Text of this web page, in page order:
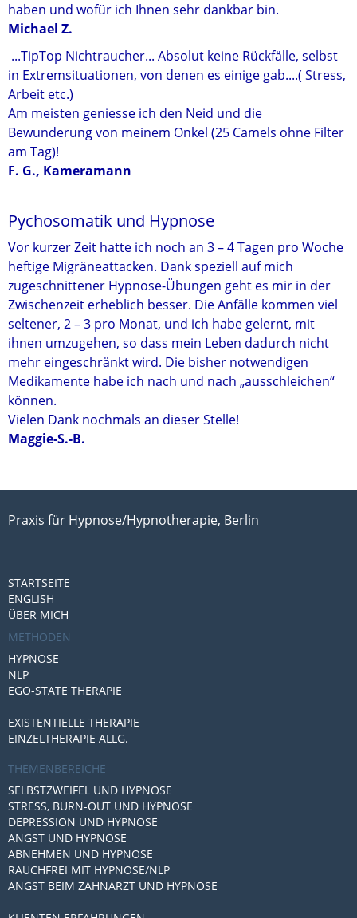
haben und wofür ich Ihnen sehr dankbar bin.
Michael Z.
...TipTop Nichtraucher... Absolut keine Rückfälle, selbst
in Extremsituationen, von denen es einige gab....( Stress,
Arbeit etc.)
Am meisten geniesse ich den Neid und die
Bewunderung von meinem Onkel (25 Camels ohne Filter
am Tag)!
F. G., Kameramann
Pychosomatik und Hypnose
Vor kurzer Zeit hatte ich noch an 3 – 4 Tagen pro Woche
heftige Migräneattacken. Dank speziell auf mich
zugeschnittener Hypnose-Übungen geht es mir in der
Zwischenzeit erheblich besser. Die Anfälle kommen viel
seltener, 2 – 3 pro Monat, und ich habe gelernt, mit
ihnen umzugehen, so dass mein Leben dadurch nicht
mehr eingeschränkt wird. Die bisher notwendigen
Medikamente habe ich nach und nach „ausschleichen“
können.
Vielen Dank nochmals an dieser Stelle!
Maggie-S.-B.
Praxis für Hypnose/Hypnotherapie, Berlin
STARTSEITE
ENGLISH
ÜBER MICH
METHODEN
HYPNOSE
NLP
EGO-STATE THERAPIE
EXISTENTIELLE THERAPIE
EINZELTHERAPIE ALLG.
THEMENBEREICHE
SELBSTZWEIFEL UND HYPNOSE
STRESS, BURN-OUT UND HYPNOSE
DEPRESSION UND HYPNOSE
ANGST UND HYPNOSE
ABNEHMEN UND HYPNOSE
RAUCHFREI MIT HYPNOSE/NLP
ANGST BEIM ZAHNARZT UND HYPNOSE